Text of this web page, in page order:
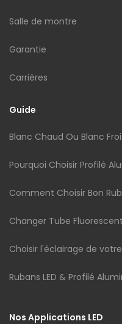
Salle de montre
Garantie
Carrières
Guide
Blanc Chaud Ou Blanc
Pourquoi Choisir Profilé
Comment Choisir Bon
Changer Tube
Choisir l'éclairage de
Rubans LED & Profilé
Nos Applications LED